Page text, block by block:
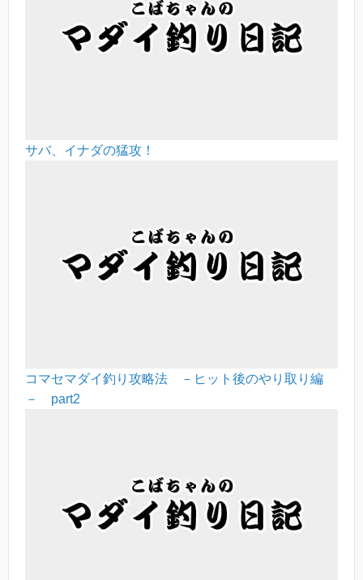
サバ、イナダの猛攻！
コマセマダイ釣り攻略法 －ヒット後のやり取り編
－ part2